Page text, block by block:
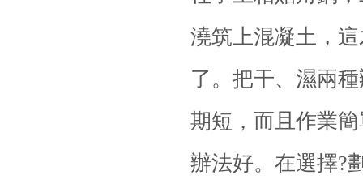
澆筑上混凝土，
了。把干、濕兩
期短，而且作業
辦法好。在選擇?